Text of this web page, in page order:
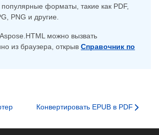
популярные форматы, такие как PDF,
PNG и другие.
можно вызвать
из браузера, открыв Справочник по
Конвертировать EPUB в PDF